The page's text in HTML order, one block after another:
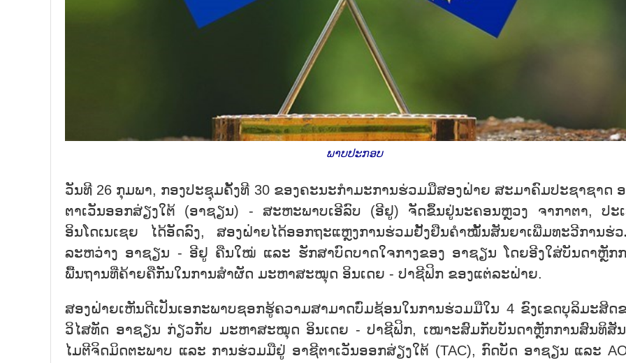
ພາບປະກອບ
ວັນທີ 26 ກຸມພາ, ກອງປະຊຸມຄັ້ງທີ 30 ຂອງຄະນະກຳມະການຮ່ວມມືສອງຝ່າຍ ສະມາຄົມປະຊາຊາດ
ຕາເວັນອອກສ່ຽງໃຕ້ (ອາຊຽນ) - ສະຫະພາບເອີລົບ (ອີຢູ) ຈັດຂຶ້ນຢູ່ນະຄອນຫຼວງ ຈາກາຕາ, ປະ
ອິນໂດເນເຊຍ ໄດ້ອັດລົງ, ສອງຝ່າຍໄດ້ອອກຖະແຫຼງການຮ່ວມຢັ້ງຢືນຄຳໝັ້ນສັນຍາເພີ່ມທະວີການຮ່
ລະຫວ່າງ ອາຊຽນ - ອີຢູ ຄືນໃໝ່ ແລະ ຮັກສາບົດບາດໃຈກາງຂອງ ອາຊຽນ ໂດຍອີງໃສ່ບັນດາຫຼັກ
ພື້ນຖານທີ່ຄ້າຍຄືກັນໃນການສຳຜັດ ມະຫາສະໝຸດ ອິນເດຍ - ປາຊີຟິກ ຂອງແຕ່ລະຝ່າຍ.
ສອງຝ່າຍເຫັນດີເປັນເອກະພາບຊອກຮູ້ຄວາມສາມາດບົ່ມຊ້ອນໃນການຮ່ວມມືໃນ 4 ຂົງເຂດບຸລິມະສິດ
ວິໄສທັດ ອາຊຽນ ກ່ຽວກັບ ມະຫາສະໝຸດ ອິນເດຍ - ປາຊີຟິກ, ເໝາະສົມກັບບັນດາຫຼັກການສົນທິສັ
ໄມຕີຈິດມິດຕະພາບ ແລະ ການຮ່ວມມືຢູ່ ອາຊີຕາເວັນອອກສ່ຽງໃຕ້ (TAC), ກົດບັດ ອາຊຽນ ແລະ